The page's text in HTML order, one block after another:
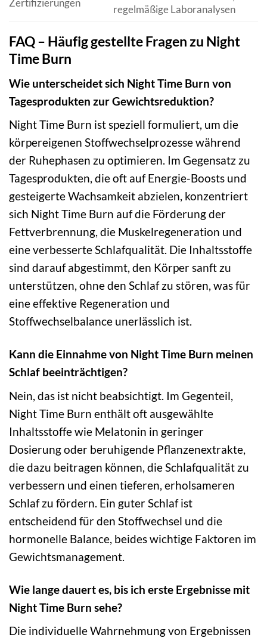
Zertifizierungen
regelmäßige Laboranalysen
FAQ – Häufig gestellte Fragen zu Night
Time Burn
Wie unterscheidet sich Night Time Burn von
Tagesprodukten zur Gewichtsreduktion?
Night Time Burn ist speziell formuliert, um die
körpereigenen Stoffwechselprozesse während
der Ruhephasen zu optimieren. Im Gegensatz zu
Tagesprodukten, die oft auf Energie-Boosts und
gesteigerte Wachsamkeit abzielen, konzentriert
sich Night Time Burn auf die Förderung der
Fettverbrennung, die Muskelregeneration und
eine verbesserte Schlafqualität. Die Inhaltsstoffe
sind darauf abgestimmt, den Körper sanft zu
unterstützen, ohne den Schlaf zu stören, was für
eine effektive Regeneration und
Stoffwechselbalance unerlässlich ist.
Kann die Einnahme von Night Time Burn meinen
Schlaf beeinträchtigen?
Nein, das ist nicht beabsichtigt. Im Gegenteil,
Night Time Burn enthält oft ausgewählte
Inhaltsstoffe wie Melatonin in geringer
Dosierung oder beruhigende Pflanzenextrakte,
die dazu beitragen können, die Schlafqualität zu
verbessern und einen tieferen, erholsameren
Schlaf zu fördern. Ein guter Schlaf ist
entscheidend für den Stoffwechsel und die
hormonelle Balance, beides wichtige Faktoren im
Gewichtsmanagement.
Wie lange dauert es, bis ich erste Ergebnisse mit
Night Time Burn sehe?
Die individuelle Wahrnehmung von Ergebnissen